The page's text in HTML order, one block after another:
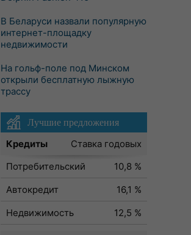
В Беларуси назвали популярную
интернет-площадку
недвижимости
На гольф-поле под Минском
открыли бесплатную лыжную
трассу
Лучшие предложения
Кредиты
Ставка годовых
Потребительский
10,8 %
Автокредит
16,1 %
Недвижимость
12,5 %